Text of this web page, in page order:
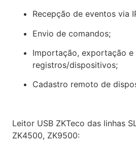
Recepção de eventos via
Envio de comandos;
Importação, exportação
registros/dispositivos;
Cadastro remoto de
Leitor USB ZKTeco das linhas
ZK4500, ZK9500: